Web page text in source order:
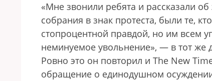
«Мне звонили ребята и рассказали
собрания в знак протеста, были те,
стопроцентной правдой, но им всем
неминуемое увольнение», — в тот же
Ровно это он повторил и The New
обращение о единодушном